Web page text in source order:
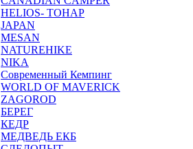
HELIOS- ТОНАР
JAPAN
MESAN
NATUREHIKE
NIKA
Современный Кемпинг
WORLD OF MAVERICK
ZAGOROD
БЕРЕГ
КЕДР
МЕДВЕДЬ ЕКБ